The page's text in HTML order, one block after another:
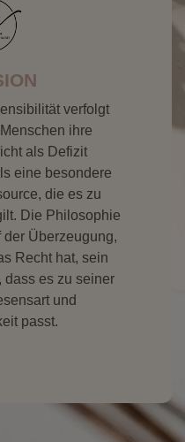
verfolgt
ihre
als Defizit
eine besondere
die es zu
Die Philosophie
der Überzeugung,
Recht hat, sein
dass es zu seiner
und
passt.